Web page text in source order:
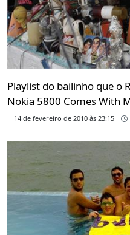
Playlist do bailinho que o
Nokia 5800 Comes With
14 de fevereiro de 2010 às 23:15